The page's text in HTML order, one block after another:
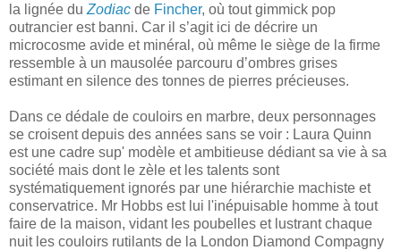
la lignée du Zodiac de Fincher, où tout gimmick pop
outrancier est banni. Car il s’agit ici de décrire un
microcosme avide et minéral, où même le siège de la firme
ressemble à un mausolée parcouru d’ombres grises
estimant en silence des tonnes de pierres précieuses.
Dans ce dédale de couloirs en marbre, deux personnages
se croisent depuis des années sans se voir : Laura Quinn
est une cadre sup' modèle et ambitieuse dédiant sa vie à sa
société mais dont le zèle et les talents sont
systématiquement ignorés par une hiérarchie machiste et
conservatrice. Mr Hobbs est lui l'inépuisable homme à tout
faire de la maison, vidant les poubelles et lustrant chaque
nuit les couloirs rutilants de la London Diamond Compagny